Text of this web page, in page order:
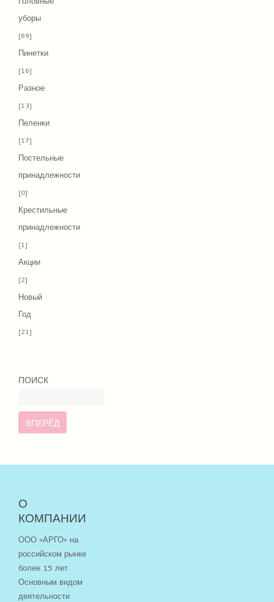
уборы
[69]
Пинетки
[16]
Разное
[13]
Пеленки
[17]
Постельные
принадлежности
[0]
Крестильные
принадлежности
[1]
Акции
[2]
Новый
Год
[21]
ПОИСК
ВПЕРЁД
О
КОМПАНИИ
ООО «АРГО» на
российском рынке
более 15 лет.
Основным видом
деятельности